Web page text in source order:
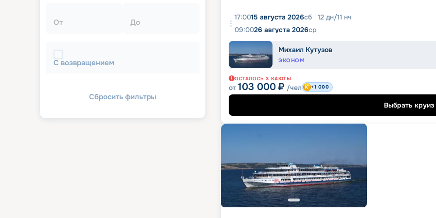
От До
С возвращением
Сбросить фильтры
17:0015 августа 2026сб 12 дн/11 нч
09:0026 августа 2026ср
Михаил Кутузов
ЭКОНОМ
ОСТАЛОСЬ 3 КАЮТЫ
от 103 000 ₽ /чел +1 000
Выбрать круиз